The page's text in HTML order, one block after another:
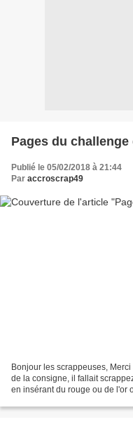
Pages du challenge
Publié le 05/02/2018 à 21:44
Par accroscrap49
Bonjour les scrappeuses,
de la consigne, il fallait
en insérant du rouge ou de l'or